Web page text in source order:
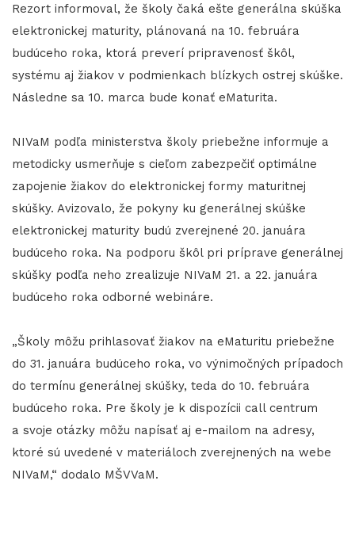
Rezort informoval, že školy čaká ešte generálna skúška
elektronickej maturity, plánovaná na 10. februára
budúceho roka, ktorá preverí pripravenosť škôl,
systému aj žiakov v podmienkach blízkych ostrej skúške.
Následne sa 10. marca bude konať eMaturita.
NIVaM podľa ministerstva školy priebežne informuje a
metodicky usmerňuje s cieľom zabezpečiť optimálne
zapojenie žiakov do elektronickej formy maturitnej
skúšky. Avizovalo, že pokyny ku generálnej skúške
elektronickej maturity budú zverejnené 20. januára
budúceho roka. Na podporu škôl pri príprave generálnej
skúšky podľa neho zrealizuje NIVaM 21. a 22. januára
budúceho roka odborné webináre.
„Školy môžu prihlasovať žiakov na eMaturitu priebežne
do 31. januára budúceho roka, vo výnimočných prípadoch
do termínu generálnej skúšky, teda do 10. februára
budúceho roka. Pre školy je k dispozícii call centrum
a svoje otázky môžu napísať aj e-mailom na adresy,
ktoré sú uvedené v materiáloch zverejnených na webe
NIVaM,“ dodalo MŠVVaM.